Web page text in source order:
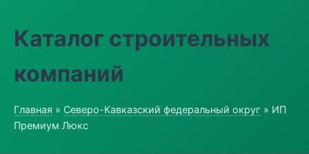
Каталог строительных
компаний
Главная » Северо-Кавказский федеральный округ » ИП
Премиум Люкс